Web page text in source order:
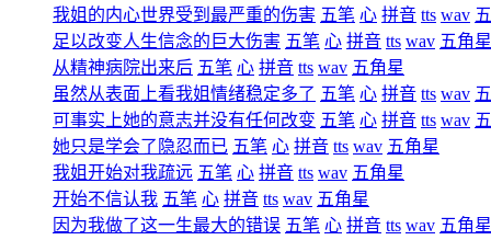
我姐的内心世界受到最严重的伤害 五笔 心 拼音 tts wav
足以改变人生信念的巨大伤害 五笔 心 拼音 tts wav 五角星
从精神病院出来后 五笔 心 拼音 tts wav 五角星
虽然从表面上看我姐情绪稳定多了 五笔 心 拼音 tts wav
可事实上她的意志并没有任何改变 五笔 心 拼音 tts wav
她只是学会了隐忍而已 五笔 心 拼音 tts wav 五角星
我姐开始对我疏远 五笔 心 拼音 tts wav 五角星
开始不信认我 五笔 心 拼音 tts wav 五角星
因为我做了这一生最大的错误 五笔 心 拼音 tts wav 五角星